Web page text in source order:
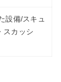
設備/スキュ
スカッシ